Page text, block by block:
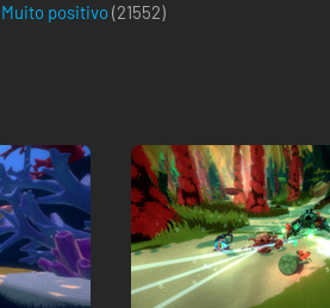
Muito positivo(21552)